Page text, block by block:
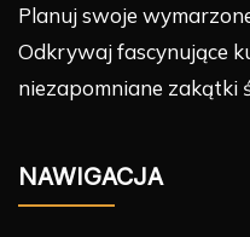
Planuj swoje
Odkrywaj fascynujące
niezapomniane zakątki
NAWIGACJA